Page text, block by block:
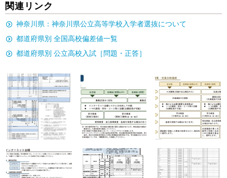
関連リンク
神奈川県：神奈川県公立高等学校入学者選抜について
都道府県別 全国高校偏差値一覧
都道府県別 公立高校入試［問題・正答］